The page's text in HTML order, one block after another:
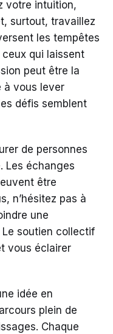
votre intuition,
surtout, travaillez
les tempêtes
qui laissent
peut être la
à vous lever
défis semblent
de personnes
Les échanges
être
n’hésitez pas à
une
Le soutien collectif
vous éclairer
idée en
plein de
Chaque